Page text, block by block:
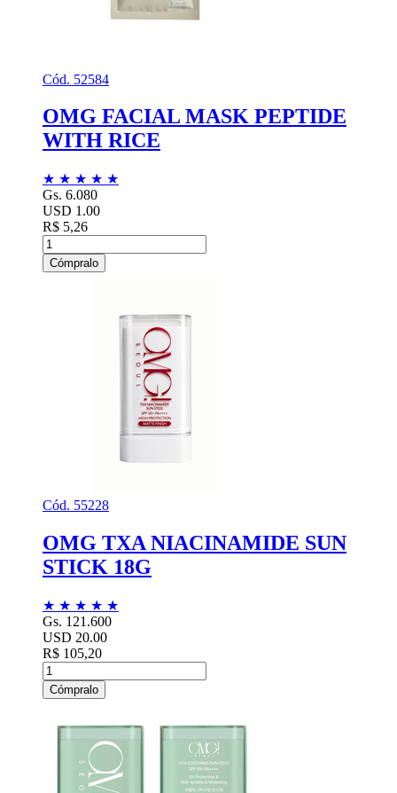
Cód. 52584
OMG FACIAL MASK PEPTIDE
WITH RICE
★ ★ ★ ★ ★
Gs. 6.080
USD 1.00
R$ 5,26
Cómpralo
Cód. 55228
OMG TXA NIACINAMIDE SUN
STICK 18G
★ ★ ★ ★ ★
Gs. 121.600
USD 20.00
R$ 105,20
Cómpralo